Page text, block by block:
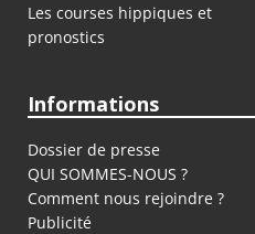
Les courses hippiques et
pronostics
Informations
Dossier de presse
QUI SOMMES-NOUS ?
Comment nous rejoindre ?
Publicité